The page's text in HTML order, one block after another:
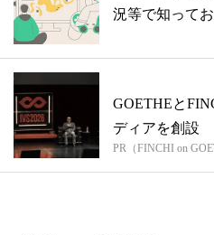
況等で知って
GOETHEと
ディアを創設
PR（FINCHI on